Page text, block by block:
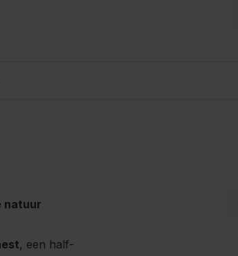
natuur
, een half-